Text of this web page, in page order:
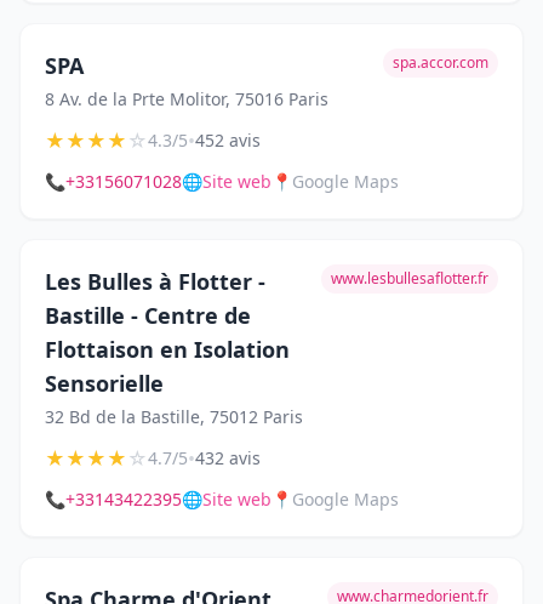
SPA
8 Av. de la Prte Molitor, 75016 Paris
spa.accor.com
★★★★☆4.3/5•452 avis
📞+33156071028🌐Site web 📍 Google Maps
Les Bulles à Flotter -
Bastille - Centre de
Flottaison en Isolation
Sensorielle
32 Bd de la Bastille, 75012 Paris
www.lesbullesaflotter.fr
★★★★☆4.7/5•432 avis
📞+33143422395🌐Site web 📍 Google Maps
www.charmedorient.fr